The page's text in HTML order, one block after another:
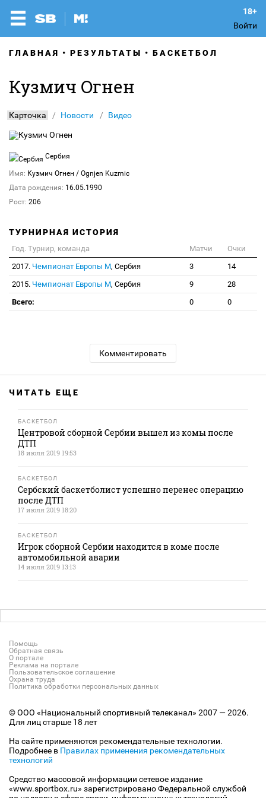
Войти
ГЛАВНАЯ РЕЗУЛЬТАТЫ БАСКЕТБОЛ
Кузмич Огнен
Карточка Новости Видео
Сербия
Имя: Кузмич Огнен / Ognjen Kuzmic
Дата рождения: 16.05.1990
Рост: 206
ТУРНИРНАЯ ИСТОРИЯ
Год. Турнир, команда Матчи
Очки
2017. Чемпионат Европы М, Сербия 3
14
2015. Чемпионат Европы М, Сербия 9
28
Всего:
0 0
Комментировать
ЧИТАТЬ ЕЩЕ
БАСКЕТБОЛ
Центровой сборной Сербии вышел из комы после
ДТП
18 июля 2019 19:53
БАСКЕТБОЛ
Сербский баскетболист успешно перенес операцию
после ДТП
17 июля 2019 18:20
БАСКЕТБОЛ
Игрок сборной Сербии находится в коме после
автомобильной аварии
14 июля 2019 13:13
Помощь
Обратная связь
О портале
Реклама на портале
Пользовательское соглашение
Охрана труда
Политика обработки персональных данных
© ООО «Национальный спортивный телеканал» 2007 — 2026.
Для лиц старше 18 лет
На сайте применяются рекомендательные технологии.
Подробнее в Правилах применения рекомендательных
технологий
Средство массовой информации сетевое издание
«www.sportbox.ru» зарегистрировано Федеральной службой